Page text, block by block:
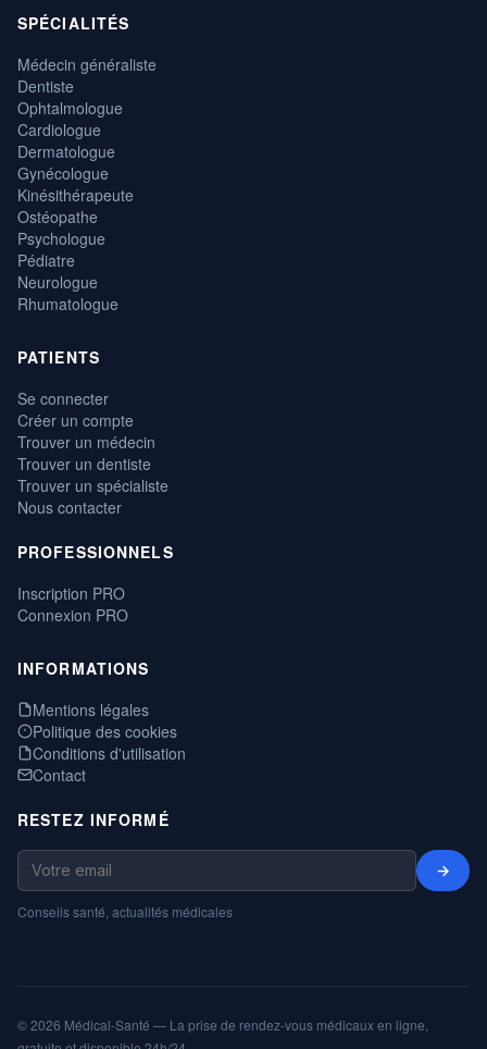
SPÉCIALITÉS
Médecin généraliste
Dentiste
Ophtalmologue
Cardiologue
Dermatologue
Gynécologue
Kinésithérapeute
Ostéopathe
Psychologue
Pédiatre
Neurologue
Rhumatologue
PATIENTS
Se connecter
Créer un compte
Trouver un médecin
Trouver un dentiste
Trouver un spécialiste
Nous contacter
PROFESSIONNELS
Inscription PRO
Connexion PRO
INFORMATIONS
Mentions légales
Politique des cookies
Conditions d'utilisation
Contact
RESTEZ INFORMÉ
→
Conseils santé, actualités médicales
© 2026 Médical-Santé — La prise de rendez-vous médicaux en ligne,